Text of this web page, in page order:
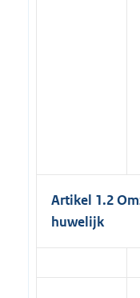
Artikel 1.2
huwelijk